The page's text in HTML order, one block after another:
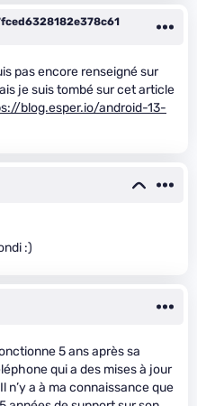
pas encore renseigné sur
je suis tombé sur cet article
blog.esper.io/android-13-
:)
5 ans après sa
qui a des mises à jour
n’y a à ma connaissance que